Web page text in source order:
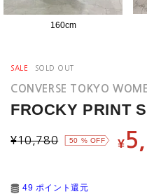
160cm
SALE SOLD OUT
CONVERSE TOKYO
FROCKY PRINT
¥10,780 50 % OFF ¥
49 ポイント還元